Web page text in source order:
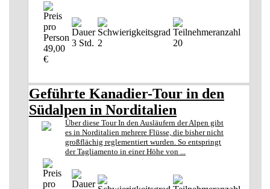
49,00
€
3 Std. 2 20
Geführte Kanadier-Tour in den
Südalpen in Norditalien
Über diese Tour In den Ausläufern der Alpen gibt
es in Norditalien mehrere Flüsse, die bisher nicht
großflächig reglementiert wurden. So entspringt
der Tagliamento in einer Höhe von ...